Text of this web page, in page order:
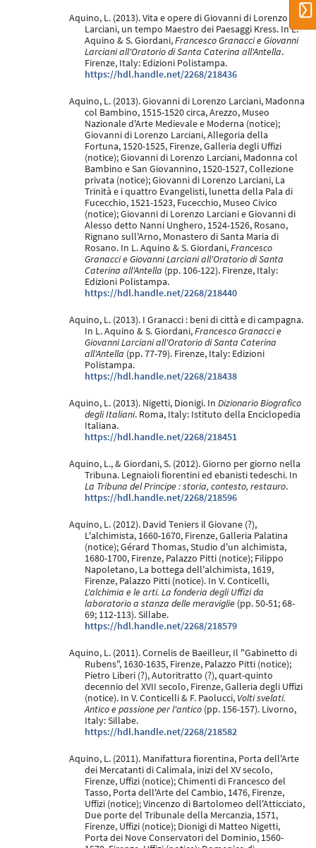
Aquino, L. (2013). Vita e opere di Giovanni di Lorenzo
Larciani, un tempo Maestro dei Paesaggi Kress. In L.
Aquino & S. Giordani,Francesco Granacci e Giovanni
Larciani all'Oratorio di Santa Caterina all'Antella.
Firenze, Italy: Edizioni Polistampa.
https://hdl.handle.net/2268/218436
Aquino, L. (2013). Giovanni di Lorenzo Larciani, Madonna
col Bambino, 1515-1520 circa, Arezzo, Museo
Nazionale d'Arte Medievale e Moderna (notice);
Giovanni di Lorenzo Larciani, Allegoria della
Fortuna, 1520-1525, Firenze, Galleria degli Uffizi
(notice); Giovanni di Lorenzo Larciani, Madonna col
Bambino e San Giovannino, 1520-1527, Collezione
privata (notice); Giovanni di Lorenzo Larciani, La
Trinità e i quattro Evangelisti, lunetta della Pala di
Fucecchio, 1521-1523, Fucecchio, Museo Civico
(notice); Giovanni di Lorenzo Larciani e Giovanni di
Alesso detto Nanni Unghero, 1524-1526, Rosano,
Rignano sull'Arno, Monastero di Santa Maria di
Rosano. In L. Aquino & S. Giordani,Francesco
Granacci e Giovanni Larciani all'Oratorio di Santa
Caterina all'Antella (pp. 106-122). Firenze, Italy:
Edizioni Polistampa.
https://hdl.handle.net/2268/218440
Aquino, L. (2013). I Granacci : beni di città e di campagna.
In L. Aquino & S. Giordani,Francesco Granacci e
Giovanni Larciani all'Oratorio di Santa Caterina
all'Antella (pp. 77-79). Firenze, Italy: Edizioni
Polistampa.
https://hdl.handle.net/2268/218438
Aquino, L. (2013). Nigetti, Dionigi. In Dizionario Biografico
degli Italiani. Roma, Italy: Istituto della Enciclopedia
Italiana.
https://hdl.handle.net/2268/218451
Aquino, L., & Giordani, S. (2012). Giorno per giorno nella
Tribuna. Legnaioli fiorentini ed ebanisti tedeschi. In
La Tribuna del Principe : storia, contesto, restauro.
https://hdl.handle.net/2268/218596
Aquino, L. (2012). David Teniers il Giovane (?),
L'alchimista, 1660-1670, Firenze, Galleria Palatina
(notice); Gérard Thomas, Studio d'un alchimista,
1680-1700, Firenze, Palazzo Pitti (notice); Filippo
Napoletano, La bottega dell'alchimista, 1619,
Firenze, Palazzo Pitti (notice). In V. Conticelli,
L'alchimia e le arti. La fonderia degli Uffizi da
laboratorio a stanza delle meraviglie (pp. 50-51; 68-
69; 112-113). Sillabe.
https://hdl.handle.net/2268/218579
Aquino, L. (2011). Cornelis de Baeilleur, Il "Gabinetto di
Rubens", 1630-1635, Firenze, Palazzo Pitti (notice);
Pietro Liberi (?), Autoritratto (?), quart-quinto
decennio del XVII secolo, Firenze, Galleria degli Uffizi
(notice). In V. Conticelli & F. Paolucci, Volti svelati.
Antico e passione per l'antico (pp. 156-157). Livorno,
Italy: Sillabe.
https://hdl.handle.net/2268/218582
Aquino, L. (2011). Manifattura fiorentina, Porta dell'Arte
dei Mercatanti di Calimala, inizi del XV secolo,
Firenze, Uffizi (notice); Chimenti di Francesco del
Tasso, Porta dell'Arte del Cambio, 1476, Firenze,
Uffizi (notice); Vincenzo di Bartolomeo dell'Atticciato,
Due porte del Tribunale della Mercanzia, 1571,
Firenze, Uffizi (notice); Dionigi di Matteo Nigetti,
Porta dei Nove Conservatori del Dominio, 1560-